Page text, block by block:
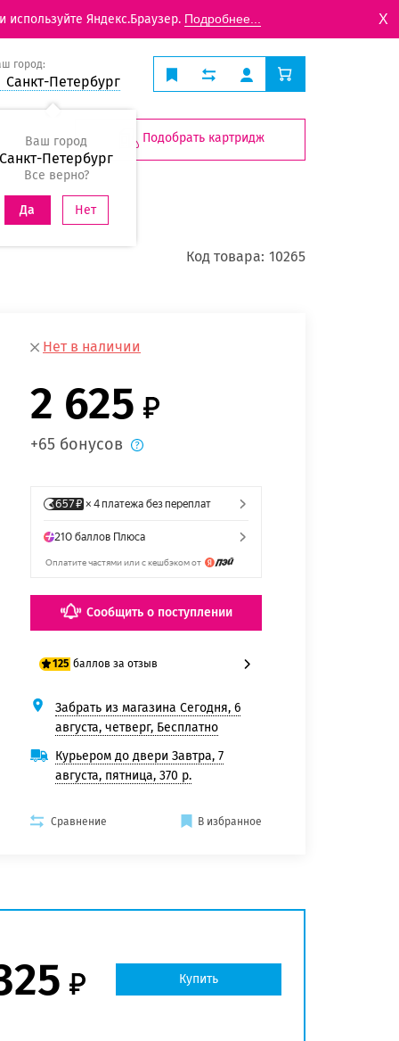
Яндекс.Браузер. Подробнее... X
город:
Санкт-Петербург
Ваш город
Санкт-Петербург
Все верно?
Да Нет
Подобрать картридж
Код товара: 10265
Нет в наличии
2 625
+65 бонусов
Сообщить о поступлении
125 баллов за отзыв
100 баллов
125 баллов
Забрать из магазина Сегодня, 6
августа, четверг, Бесплатно
Курьером до двери Завтра, 7
августа, пятница, 370 р.
Сравнение В избранное
Купить